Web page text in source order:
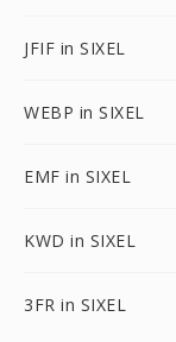
JFIF in SIXEL
WEBP in SIXEL
EMF in SIXEL
KWD in SIXEL
3FR in SIXEL